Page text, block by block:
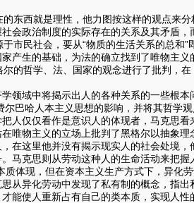
西就是理性，他力图按这样的观点来
政治制度的实际存在的关系及其矛盾，
民社会，要从“物质的生活关系的总和”
产生的基础，为法的确立找到了唯物主义
的哲学、法、国家的观念进行了批判，
领域中将揭示出人的各种关系的一些根
巴哈人本主义思想的影响，并将其哲学观
人仅仅看作是意识人的体现者，马克思
唯物主义的立场上批判了黑格尔以抽象
在这里他并没有揭示现实人的社会处境
马克思则从劳动这种人的生命活动来把
体现，但在资本主义生产方式下，异化
从异化劳动中发现了私有制的概念，指
能使人重新占有自己的类本质，实现人